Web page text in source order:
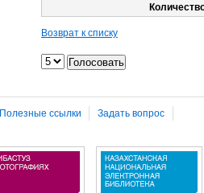
Возврат к списку
Полезные ссылки Задать вопрос